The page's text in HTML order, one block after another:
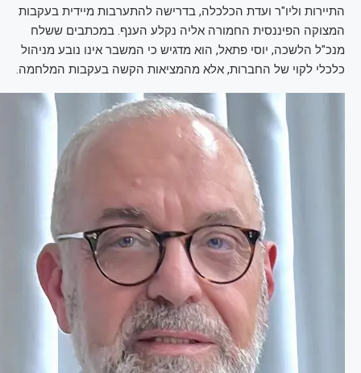
התיירות וליו"ר ועדת הכלכלה, בדרישה להתערבות מיידית בעקבות
המצוקה הפיננסית החמורה אליה נקלע הענף. במכתבים ששלח
מנכ"ל הלשכה, יוסי פתאל, הוא מדגיש כי המשבר אינו נובע מניהול
כלכלי לקוי של החברות, אלא מהמציאות הקשה בעקבות המלחמה.